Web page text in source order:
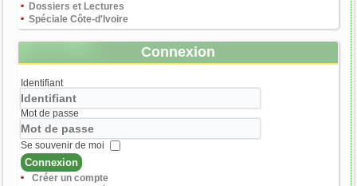
Dossiers et Lectures
Spéciale Côte-d'Ivoire
Connexion
Identifiant
Mot de passe
Se souvenir de moi
Connexion
Créer un compte